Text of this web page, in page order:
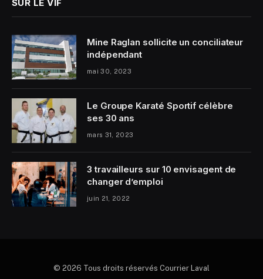
SUR LE VIF
Mine Raglan sollicite un conciliateur
indépendant
mai 30, 2023
Le Groupe Karaté Sportif célèbre
ses 30 ans
mars 31, 2023
3 travailleurs sur 10 envisagent de
changer d’emploi
juin 21, 2022
© 2026 Tous droits réservés Courrier Laval